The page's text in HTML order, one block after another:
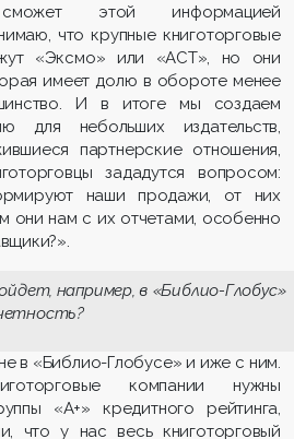
этой информацией
что крупные книготорговые
«Эксмо» или «АСТ», но они
имеет долю в обороте менее
И в итоге мы создаем
для небольших издательств,
партнерские отношения,
зададутся вопросом:
наши продажи, от них
они нам с их отчетами, особенно
например, в «Библио-Глобус»
в «Библио-Глобусе» и иже с ним.
компании нужны
«А+» кредитного рейтинга,
что у нас весь книготорговый